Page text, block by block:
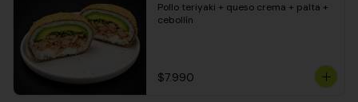
Pollo teriyaki + queso crema + palta +
cebollín
$7.990